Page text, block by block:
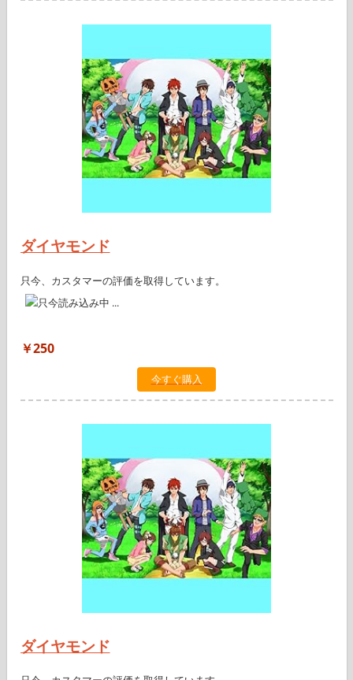
ダイヤモンド
只今、カスタマーの評価を取得しています。
￥250
今すぐ購入
ダイヤモンド